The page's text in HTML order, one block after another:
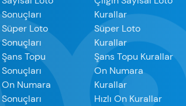
Sonuçları
Süper Loto
Sonuçları
Şans Topu
Sonuçları
On Numara
Sonuçları
Kurallar
Süper Loto
Kurallar
Şans Topu Kurallar
On Numara
Kurallar
Hızlı On Kurallar